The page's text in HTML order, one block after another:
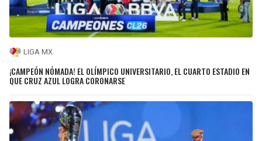
LIGA MX
¡CAMPEÓN NÓMADA! EL OLÍMPICO UNIVERSITARIO, EL CUARTO ESTADIO EN
QUE CRUZ AZUL LOGRA CORONARSE